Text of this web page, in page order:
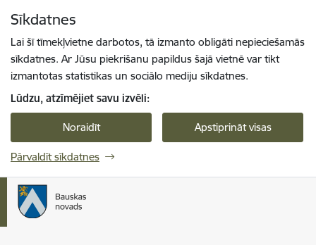
Sīkdatnes
Lai šī tīmekļvietne darbotos, tā izmanto obligāti nepieciešamās
sīkdatnes. Ar Jūsu piekrišanu papildus šajā vietnē var tikt
izmantotas statistikas un sociālo mediju sīkdatnes.
Lūdzu, atzīmējiet savu izvēli:
Noraidīt Apstiprināt visas
Pārvaldīt sīkdatnes